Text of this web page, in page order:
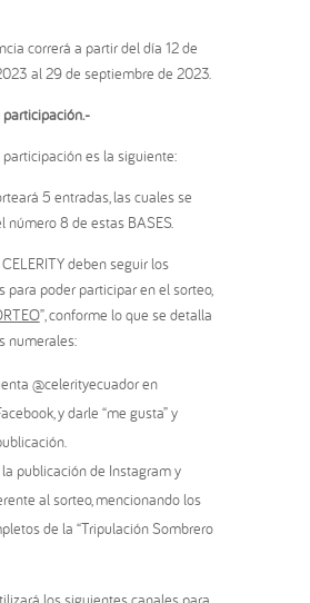
correrá a partir del día 12 de
al 29 de septiembre de 2023.
es la siguiente:
5 entradas, las cuales se
número 8 de estas BASES.
deben seguir los
para poder participar en el sorteo,
”, conforme lo que se detalla
numerales:
@celerityecuador en
y darle “me gusta” y
publicación de Instagram y
al sorteo, mencionando los
de la “Tripulación Sombrero